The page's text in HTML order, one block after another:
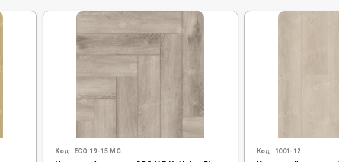
Код: ECO 19-15 MC Код: 1001-12